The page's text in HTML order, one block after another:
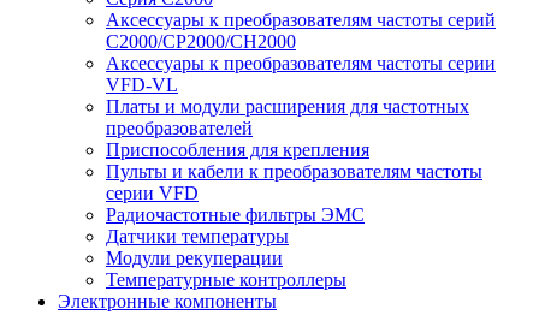
Аксессуары к преобразователям частоты серий
С2000/CP2000/CH2000
Аксессуары к преобразователям частоты серии
VFD-VL
Платы и модули расширения для частотных
преобразователей
Приспособления для крепления
Пульты и кабели к преобразователям частоты
серии VFD
Радиочастотные фильтры ЭМС
Датчики температуры
Модули рекуперации
Температурные контроллеры
Электронные компоненты